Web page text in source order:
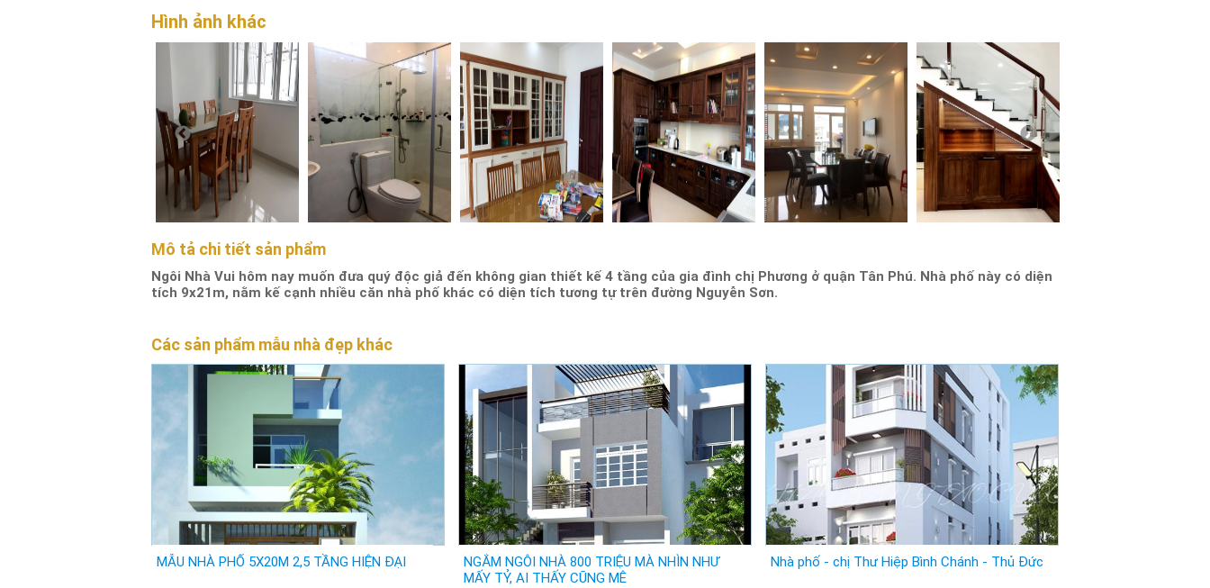
Hình ảnh khác
Mô tả chi tiết sản phẩm
Ngôi Nhà Vui hôm nay muốn đưa quý độc giả đến không gian thiết kế 4 tầng của gia đình chị Phương ở quận Tân Phú. Nhà phố này có diện
tích 9x21m, nằm kế cạnh nhiều căn nhà phố khác có diện tích tương tự trên đường Nguyễn Sơn.
Các sản phẩm mẫu nhà đẹp khác
MẪU NHÀ PHỐ 5X20M 2,5 TẦNG HIỆN ĐẠI
NGẮM NGÔI NHÀ 800 TRIỆU MÀ NHÌN NHƯ
MẤY TỶ, AI THẤY CŨNG MÊ
Nhà phố - chị Thư Hiệp Bình Chánh - Thủ Đức